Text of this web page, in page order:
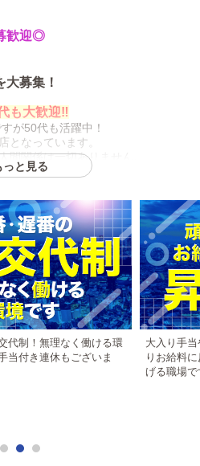
歓迎◎
募集！
も大歓迎‼
が50代も活躍中！
となっています。
間関係は一切ありません。
制度もご用意しています。
未経験からでもやる気次第で高収
。新しい生活のスタートも応援い
番交代制となります。
っと見る
代制！無理なく働ける環
当付き連休もございま
大入り手
りお給料
げる職場で